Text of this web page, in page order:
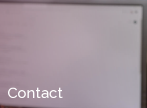
Contact